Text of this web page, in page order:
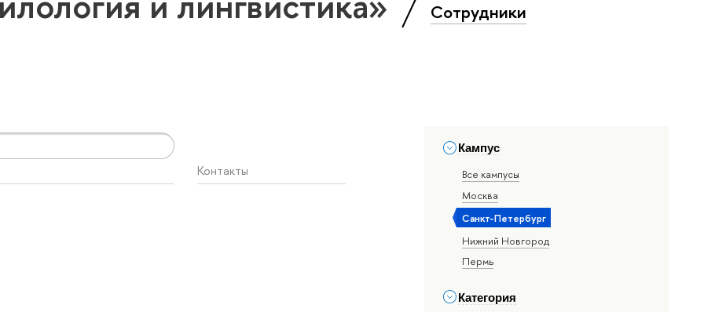
Сотрудники
Кампус
Все кампусы
Москва
Санкт-Петербург
Нижний Новгород
Пермь
Категория
Контакты